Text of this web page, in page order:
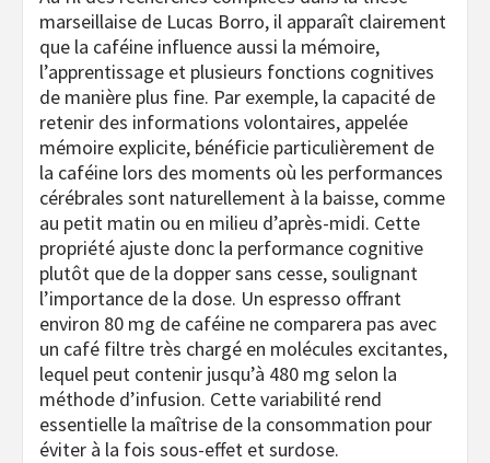
marseillaise de Lucas Borro, il apparaît clairement
que la caféine influence aussi la mémoire,
l’apprentissage et plusieurs fonctions cognitives
de manière plus fine. Par exemple, la capacité de
retenir des informations volontaires, appelée
mémoire explicite, bénéficie particulièrement de
la caféine lors des moments où les performances
cérébrales sont naturellement à la baisse, comme
au petit matin ou en milieu d’après-midi. Cette
propriété ajuste donc la performance cognitive
plutôt que de la dopper sans cesse, soulignant
l’importance de la dose. Un espresso offrant
environ 80 mg de caféine ne comparera pas avec
un café filtre très chargé en molécules excitantes,
lequel peut contenir jusqu’à 480 mg selon la
méthode d’infusion. Cette variabilité rend
essentielle la maîtrise de la consommation pour
éviter à la fois sous-effet et surdose.